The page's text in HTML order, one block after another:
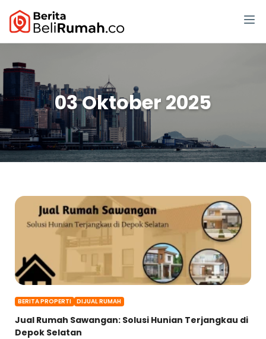
03 Oktober 2025
BERITA PROPERTI DIJUAL RUMAH
Jual Rumah Sawangan: Solusi Hunian Terjangkau di
Depok Selatan